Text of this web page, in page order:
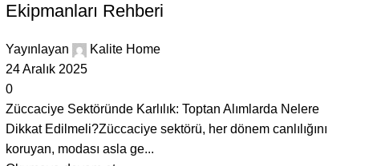
Ekipmanları Rehberi
Yayınlayan
Kalite Home
24 Aralık 2025
0
Züccaciye Sektöründe Karlılık: Toptan Alımlarda Nelere
Dikkat Edilmeli?Züccaciye sektörü, her dönem canlılığını
koruyan, modası asla ge...